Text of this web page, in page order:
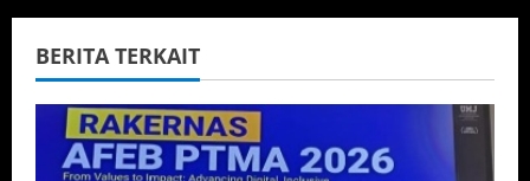
BERITA TERKAIT